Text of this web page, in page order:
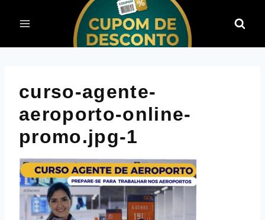
para
o
curso-agente-
aeroporto-online-
promo.jpg-1